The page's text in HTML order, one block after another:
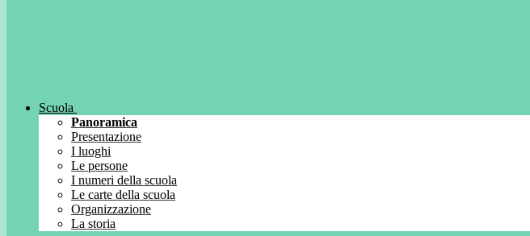
Scuola
Panoramica
Presentazione
I luoghi
Le persone
I numeri della scuola
Le carte della scuola
Organizzazione
La storia